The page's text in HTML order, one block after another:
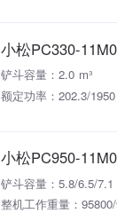
小松PC330-
铲斗容量：2.0 m³
额定功率：202.3/
小松PC950-
铲斗容量：5.8/6.5/7.1
整机工作重量：